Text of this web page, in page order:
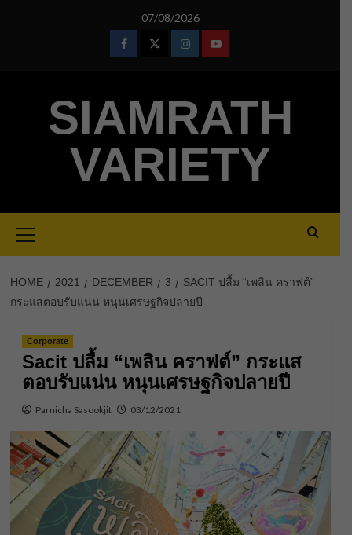
07/08/2026
FacebookTwitterInstagramYoutube
SIAMRATH
VARIETY
Menu
HOME 2021 DECEMBER 3
SACIT ปลื้ม “เพลิน คราฟต์”
กระแสตอบรับแน่น หนุนเศรษฐกิจปลายปี
Corporate
Sacit ปลื้ม “เพลิน คราฟต์” กระแส
ตอบรับแน่น หนุนเศรษฐกิจปลายปี
Parnicha Sasookjit 03/12/2021